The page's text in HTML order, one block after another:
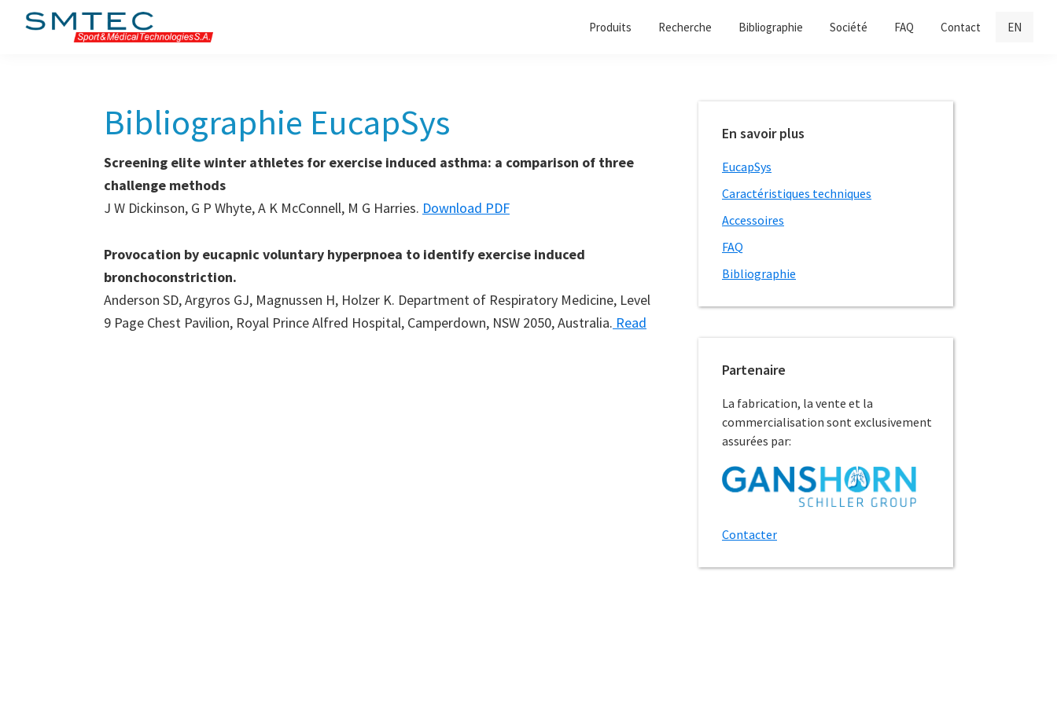
Passer
Passer
Passer
Produits Recherche Bibliographie Société FAQ Contact EN
Bibliographie EucapSys
Screening elite winter athletes for exercise induced asthma: a comparison of three
challenge methods
J W Dickinson, G P Whyte, A K McConnell, M G Harries. Download PDF
Provocation by eucapnic voluntary hyperpnoea to identify exercise induced
bronchoconstriction.
Anderson SD, Argyros GJ, Magnussen H, Holzer K. Department of Respiratory Medicine, Level
9 Page Chest Pavilion, Royal Prince Alfred Hospital, Camperdown, NSW 2050, Australia. Read
latérale
principale
En savoir plus
EucapSys
Caractéristiques techniques
Accessoires
FAQ
Bibliographie
Partenaire
La fabrication, la vente et la
commercialisation sont exclusivement
assurées par:
Contacter